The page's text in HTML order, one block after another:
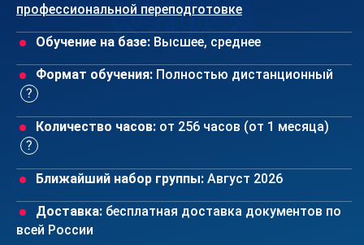
профессиональной переподготовке
Обучение на базе: Высшее, среднее
Формат обучения: Полностью дистанционный
Количество часов: от 256 часов (от 1 месяца)
Ближайший набор группы: Август 2026
Доставка: бесплатная доставка документов по
всей России